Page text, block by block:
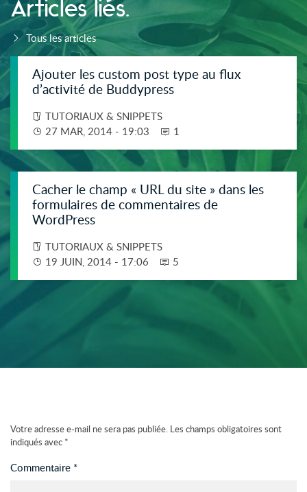
Articles liés.
Tous les articles
Ajouter les custom post type au flux
d’activité de Buddypress
TUTORIAUX & SNIPPETS
27 MAR, 2014 - 19:03
1
Cacher le champ « URL du site » dans les
formulaires de commentaires de
WordPress
TUTORIAUX & SNIPPETS
19 JUIN, 2014 - 17:06
5
Votre adresse e-mail ne sera pas publiée. Les champs obligatoires sont
indiqués avec *
Commentaire *